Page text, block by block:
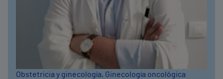
Obstetricia y ginecología, Ginecología oncológica